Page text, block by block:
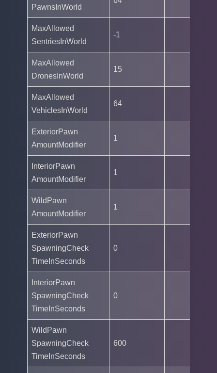
PawnsInWorld
MaxAllowed
SentriesInWorld
-1
MaxAllowed
DronesInWorld
15
MaxAllowed
VehiclesInWorld
64
ExteriorPawn
AmountModifier
1
InteriorPawn
AmountModifier
1
WildPawn
AmountModifier
1
ExteriorPawn
SpawningCheck
TimeInSeconds
0
InteriorPawn
SpawningCheck
TimeInSeconds
0
WildPawn
SpawningCheck
TimeInSeconds
600